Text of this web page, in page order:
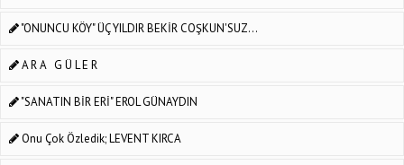
"ONUNCU KÖY" ÜÇ YILDIR BEKİR COŞKUN'SUZ...
A R A G Ü L E R
"SANATIN BİR ERİ" EROL GÜNAYDIN
Onu Çok Özledik; LEVENT KIRCA